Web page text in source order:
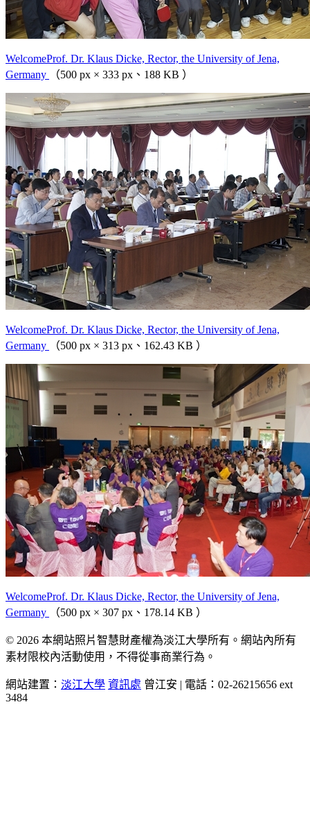
WelcomeProf. Dr. Klaus Dicke, Rector, the University of Jena,
Germany
（500 px × 333 px、188 KB ）
WelcomeProf. Dr. Klaus Dicke, Rector, the University of Jena,
Germany
（500 px × 313 px、162.43 KB ）
WelcomeProf. Dr. Klaus Dicke, Rector, the University of Jena,
Germany
（500 px × 307 px、178.14 KB ）
© 2026 本網站照片智慧財產權為淡江大學所有。網站內所有
素材限校內活動使用，不得從事商業行為。
網站建置： 淡江大學 資訊處 曾江安 | 電話：02-26215656 ext
3484